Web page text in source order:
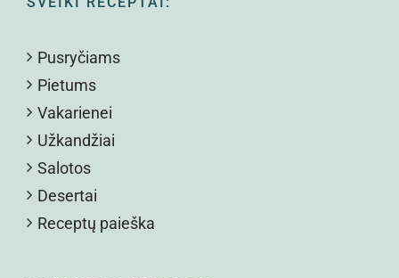
Pusryčiams
Pietums
Vakarienei
Užkandžiai
Salotos
Desertai
Receptų paieška